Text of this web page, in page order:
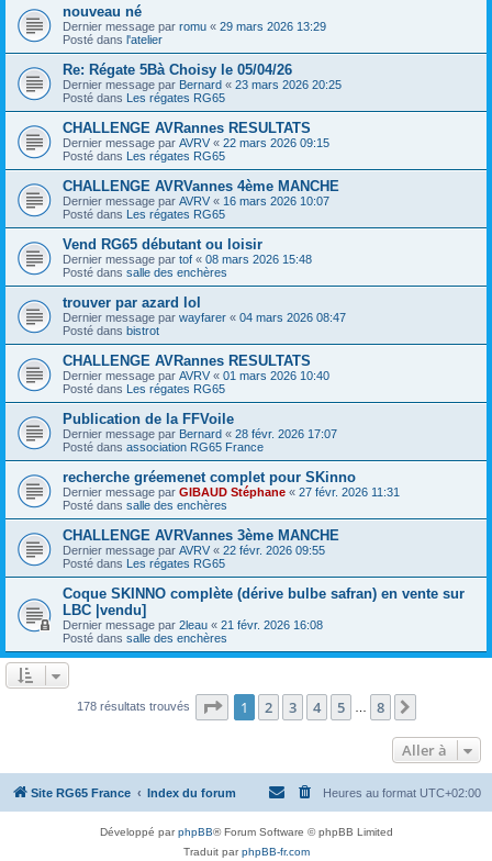
nouveau né
Dernier message par romu « 29 mars 2026 13:29
Posté dans l'atelier
Re: Régate 5Bà Choisy le 05/04/26
Dernier message par Bernard « 23 mars 2026 20:25
Posté dans Les régates RG65
CHALLENGE AVRannes RESULTATS
Dernier message par AVRV « 22 mars 2026 09:15
Posté dans Les régates RG65
CHALLENGE AVRVannes 4ème MANCHE
Dernier message par AVRV « 16 mars 2026 10:07
Posté dans Les régates RG65
Vend RG65 débutant ou loisir
Dernier message par tof « 08 mars 2026 15:48
Posté dans salle des enchères
trouver par azard lol
Dernier message par wayfarer « 04 mars 2026 08:47
Posté dans bistrot
CHALLENGE AVRannes RESULTATS
Dernier message par AVRV « 01 mars 2026 10:40
Posté dans Les régates RG65
Publication de la FFVoile
Dernier message par Bernard « 28 févr. 2026 17:07
Posté dans association RG65 France
recherche gréemenet complet pour SKinno
Dernier message par GIBAUD Stéphane « 27 févr. 2026 11:31
Posté dans salle des enchères
CHALLENGE AVRVannes 3ème MANCHE
Dernier message par AVRV « 22 févr. 2026 09:55
Posté dans Les régates RG65
Coque SKINNO complète (dérive bulbe safran) en vente sur
LBC |vendu]
Dernier message par 2leau « 21 févr. 2026 16:08
Posté dans salle des enchères
178 résultats trouvés Page 1sur8
1 2 3 4 5 8
Aller à
Site RG65 France Index du forum Heures au format UTC+02:00
Développé parphpBB® Forum Software © phpBB Limited
Traduit parphpBB-fr.com